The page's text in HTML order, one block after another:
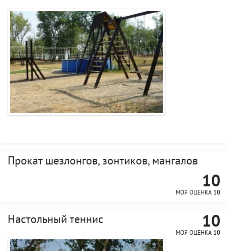
Прокат шезлонгов, зонтиков, мангалов
10
МОЯ ОЦЕНКА 10
Настольный теннис 10
МОЯ ОЦЕНКА 10